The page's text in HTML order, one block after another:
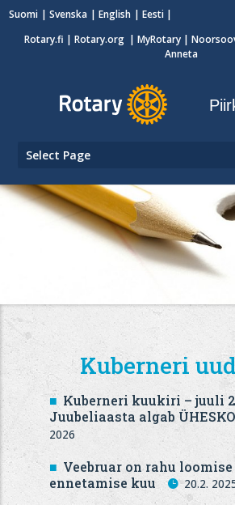
Suomi Svenska English
Eesti
Rotary.fi | Rotary.org | MyRotary|
Anneta
Select Page
Kuberneri
Kuberneri kuukiri – juuli
Juubeliaasta algab
2026
Veebruar on rahu
ennetamise kuu
20.2.